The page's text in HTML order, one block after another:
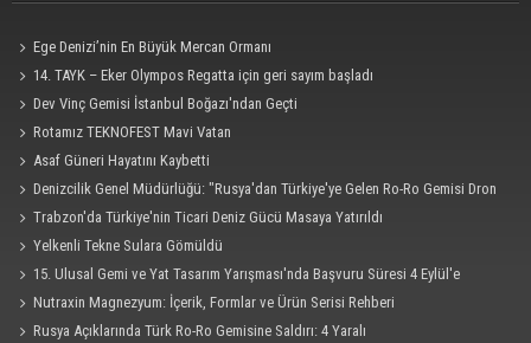
Ege Denizi’nin En Büyük Mercan Ormanı
14. TAYK – Eker Olympos Regatta için geri sayım başladı
Dev Vinç Gemisi İstanbul Boğazı'ndan Geçti
Rotamız TEKNOFEST Mavi Vatan
Asaf Güneri Hayatını Kaybetti
Denizcilik Genel Müdürlüğü: "Rusya'dan Türkiye'ye Gelen Ro-Ro Gemisi Dron
Saldırısına Uğradı"
Trabzon'da Türkiye'nin Ticari Deniz Gücü Masaya Yatırıldı
Yelkenli Tekne Sulara Gömüldü
15. Ulusal Gemi ve Yat Tasarım Yarışması'nda Başvuru Süresi 4 Eylül'e
Uzatıldı
Nutraxin Magnezyum: İçerik, Formlar ve Ürün Serisi Rehberi
Rusya Açıklarında Türk Ro-Ro Gemisine Saldırı: 4 Yaralı